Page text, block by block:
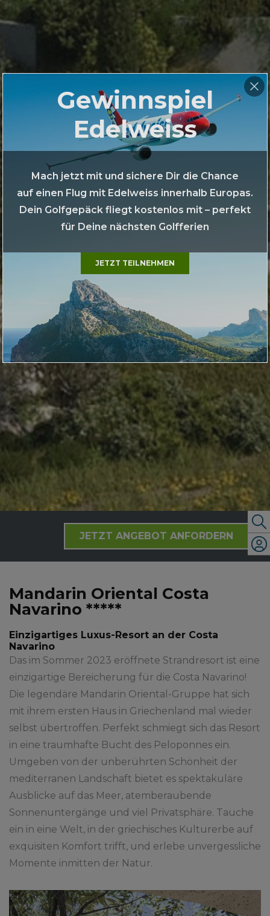
JETZT ANGEBOT ANFORDERN
Mandarin Oriental Costa
Navarino *****
Einzigartiges Luxus-Resort an der Costa
Navarino
Das im Sommer 2023 eröffnete Strandresort ist eine
einzigartige Bereicherung für die Costa Navarino!
Die legendäre Mandarin Oriental-Gruppe hat sich
mit ihrem ersten Haus in Griechenland mal wieder
selbst übertroffen. Perfekt schmiegt sich das Resort
in eine traumhafte Bucht des Peloponnes ein.
Umgeben von der unberührten Schönheit der
mediterranen Landschaft bietet es spektakuläre
Ausblicke auf das Meer, atemberaubende
Sonnenuntergänge und viel Privatsphäre. Tauche
ein in eine Welt, in der griechisches Kulturerbe auf
exquisiten Komfort trifft, und erlebe unvergessliche
Momente inmitten der Natur.
Gewinnspiel
Edelweiss
Mach jetzt mit und sichere Dir die Chance
auf einen Flug mit Edelweiss innerhalb Europas.
Dein Golfgepäck fliegt kostenlos mit – perfekt
für Deine nächsten Golfferien
JETZT TEILNEHMEN